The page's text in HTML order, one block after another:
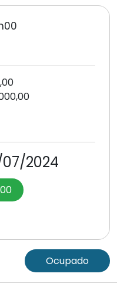
07/2024
Ocupado